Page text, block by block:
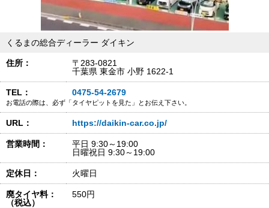
くるまの総合ディーラー ダイキン
住所：
〒283-0821
千葉県 東金市 小野 1622-1
TEL： 0475-54-2679
お電話の際は、必ず「タイヤピットを見た」とお伝え下さい。
URL： https://daikin-car.co.jp/
営業時間：
平日 9:30～19:00
日曜祝日 9:30～19:00
定休日： 火曜日
廃タイヤ料：
（税込）
550円